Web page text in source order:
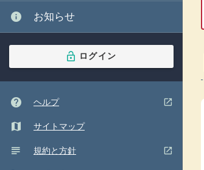
info お知らせ
lock_open ログイン
help ヘルプ open_in_new
map サイトマップ
subject 規約と方針 open_in_new